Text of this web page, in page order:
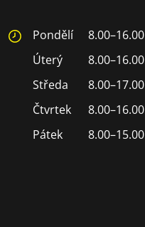
Pondělí
8.00–16.00
Úterý
8.00–16.00
Středa
8.00–17.00
Čtvrtek
8.00–16.00
Pátek
8.00–15.00